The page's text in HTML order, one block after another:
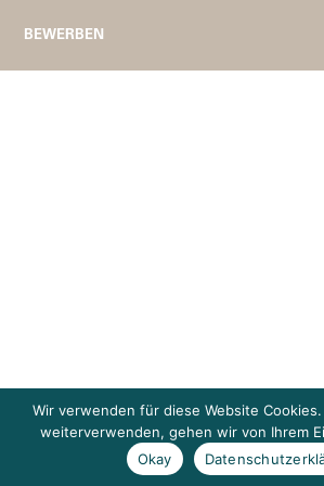
BEWERBEN
Wir verwenden für diese Website
weiterverwenden, gehen wir von Ihrem
Okay